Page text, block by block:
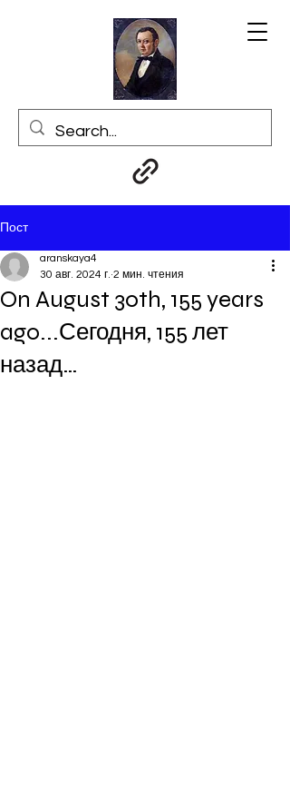
Пост
On August 30th, 155 years
ago...Сегодня, 155 лет
назад…
aranskaya4
30 авг. 2024 г. 2 мин. чтения